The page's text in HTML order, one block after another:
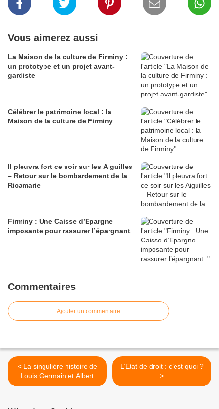
Vous aimerez aussi
La Maison de la culture de Firminy :
un prototype et un projet avant-
gardiste
Célébrer le patrimoine local : la
Maison de la culture de Firminy
Il pleuvra fort ce soir sur les Aiguilles
– Retour sur le bombardement de la
Ricamarie
Firminy : Une Caisse d’Epargne
imposante pour rassurer l’épargnant.
Commentaires
Ajouter un commentaire
< La singulière histoire de
Louis Germain et Albert
Camus
L’Etat de droit : c’est quoi ?
>